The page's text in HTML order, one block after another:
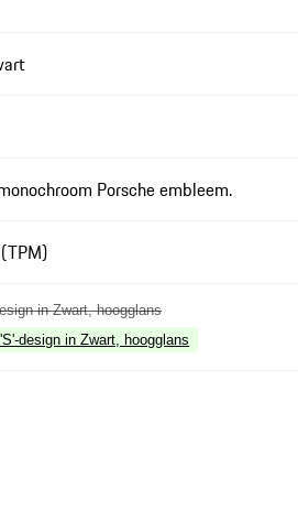
Porsche embleem.
in Zwart, hoogglans
design in Zwart, hoogglans